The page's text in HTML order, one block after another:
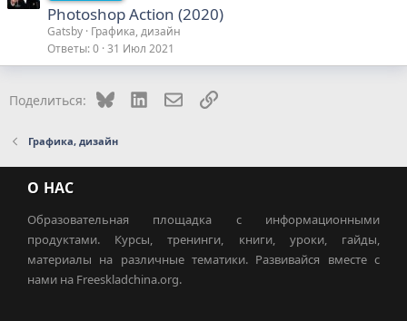
Photoshop Action (2020)
Gatsby Графика, дизайн
Ответы 0 31 Июл 2021
Поделиться: Bluesky LinkedInЭлектронная почта
Ссылка
Графика, дизайн
О НАС
Образовательная площадка с информационными
продуктами. Курсы, тренинги, книги, уроки, гайды,
материалы на различные тематики. Развивайся вместе с
нами на Freeskladchina.org.